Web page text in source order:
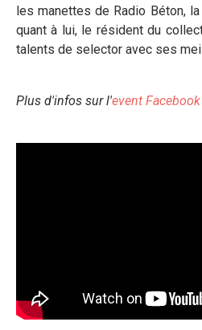
les manettes de Radio Béton,
quant à lui, le résident du
talents de selector avec ses
Plus d'infos sur l'event Facebook